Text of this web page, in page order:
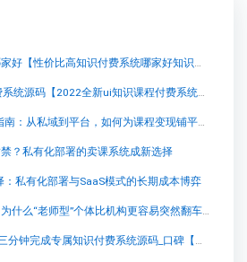
2022全新ui知识课程付费系统源码【2022全新ui知识课程付费系统源码知识付费系统系统怎么制作，知识付费系统搭建使用教程】
2026知识付费工具选型指南：从私域到平台，如何为课程变现铺平道路
？私有化部署的卖课系统成新选择
私有化部署与SaaS模式的长期成本博弈
私域直播的隐形生死线：为什么“老师型”个体比机构更容易突然翻车？